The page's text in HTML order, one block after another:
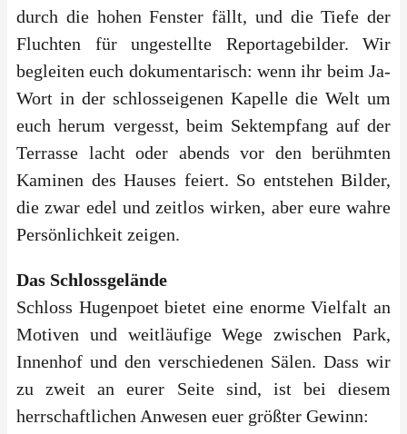
durch die hohen Fenster fällt, und die Tiefe der
Fluchten für ungestellte Reportagebilder. Wir
begleiten euch dokumentarisch: wenn ihr beim Ja-
Wort in der schlosseigenen Kapelle die Welt um
euch herum vergesst, beim Sektempfang auf der
Terrasse lacht oder abends vor den berühmten
Kaminen des Hauses feiert. So entstehen Bilder,
die zwar edel und zeitlos wirken, aber eure wahre
Persönlichkeit zeigen.
Das Schlossgelände
Schloss Hugenpoet bietet eine enorme Vielfalt an
Motiven und weitläufige Wege zwischen Park,
Innenhof und den verschiedenen Sälen. Dass wir
zu zweit an eurer Seite sind, ist bei diesem
herrschaftlichen Anwesen euer größter Gewinn: